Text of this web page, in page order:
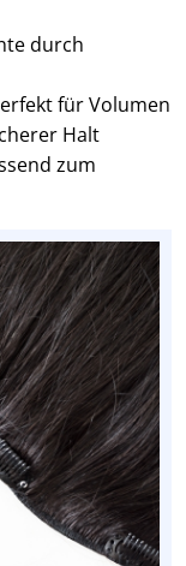
durch
für Volumen
Halt
zum